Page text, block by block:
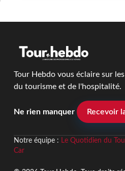
Tour Hebdo vous éclaire sur
du tourisme et de l'hospitalité.
Ne rien manquer Recevoir
Notre équipe : Le Quotidien du
Car